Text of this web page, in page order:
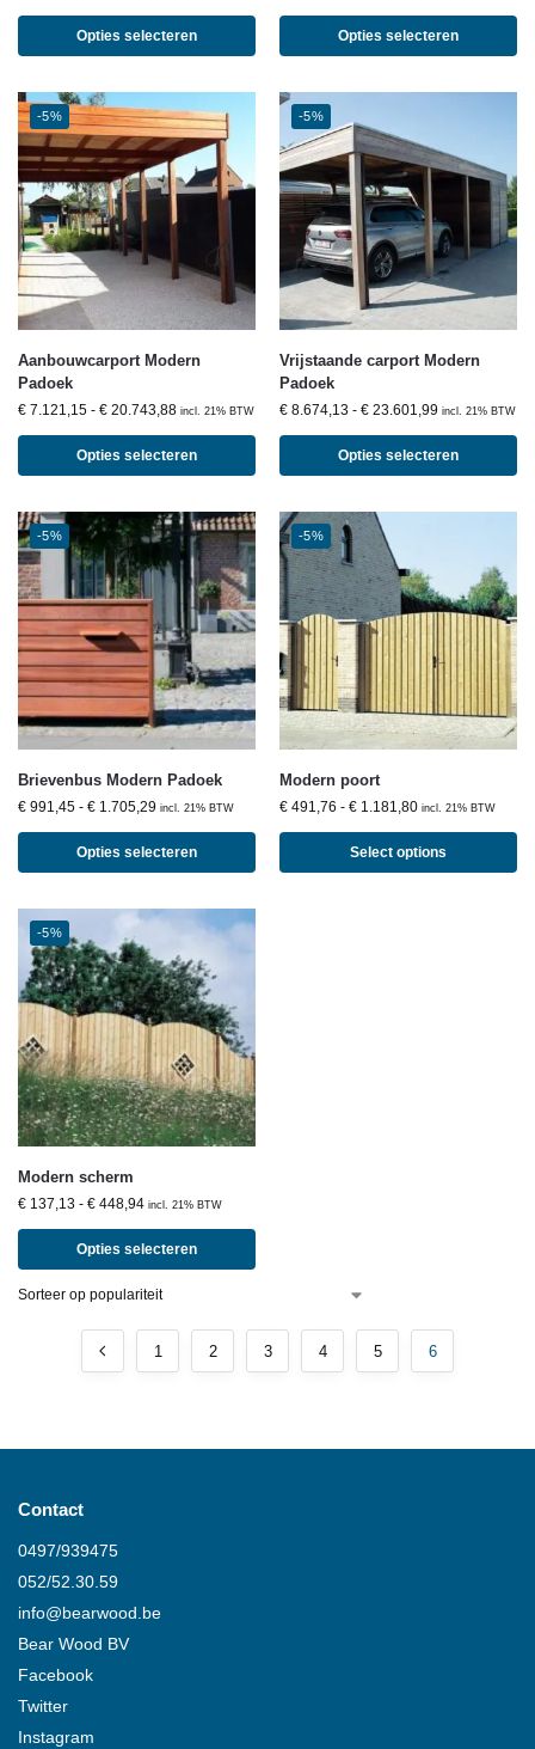
Opties selecteren Opties selecteren
-5%
Aanbouwcarport Modern
Padoek
€ 7.121,15 - € 20.743,88 incl. 21% BTW
Opties selecteren
-5%
Vrijstaande carport Modern
Padoek
€ 8.674,13 - € 23.601,99 incl. 21% BTW
Opties selecteren
-5%
Brievenbus Modern Padoek
€ 991,45 - € 1.705,29 incl. 21% BTW
Opties selecteren
-5%
Modern poort
€ 491,76 - € 1.181,80 incl. 21% BTW
Select options
-5%
Modern scherm
€ 137,13 - € 448,94 incl. 21% BTW
Opties selecteren
1 2 3 4 5 6
Contact
0497/939475
052/52.30.59
info@bearwood .be
Bear Wood BV
Facebook
Twitter
Instagram